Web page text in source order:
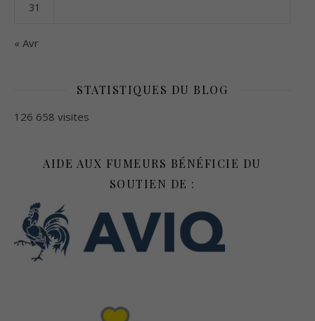
31
« Avr
STATISTIQUES DU BLOG
126 658 visites
AIDE AUX FUMEURS BÉNÉFICIE DU
SOUTIEN DE :